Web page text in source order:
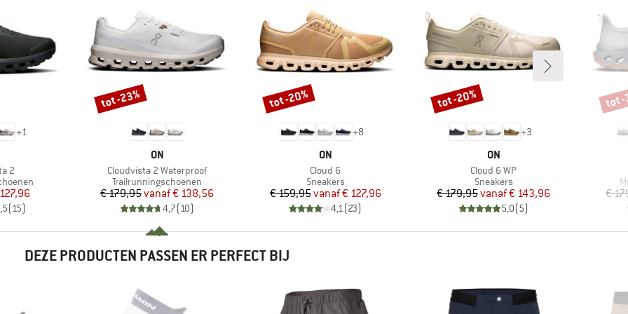
+1
2
prijs
( 15)
MERK
ON
Artikel
Cloudvista 2 Waterproof
Productgroep
Trailrunningschoenen
Prijs
€ 179,95 Verlaagde prijs
vanaf€ 138,56
4,7( 10)
Korting
tot -23%
+8
MERK
ON
Artikel
Cloud 6
Productgroep
Sneakers
Prijs
€ 159,95 Verlaagde prijs
vanaf€ 127,96
4,1(23)
Korting
tot -20%
+3
MERK
ON
Artikel
Cloud 6 WP
Productgroep
Sneakers
Prijs
€ 179,95 Verlaagde prijs
vanaf€ 143,96
5,0(5)
Korting
tot -20%
€
tot
DEZE PRODUCTEN PASSEN ER PERFECT BIJ